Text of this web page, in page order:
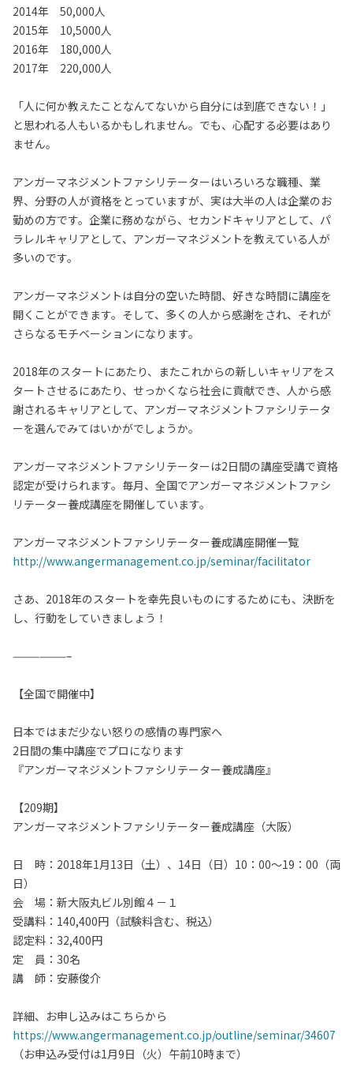
2014年 50,000人
2015年 10,5000人
2016年 180,000人
2017年 220,000人
「人に何か教えたことなんてないから自分には到底できない！」
と思われる人もいるかもしれません。でも、心配する必要はあり
ません。
アンガーマネジメントファシリテーターはいろいろな職種、業
界、分野の人が資格をとっていますが、実は大半の人は企業のお
勤めの方です。企業に務めながら、セカンドキャリアとして、パ
ラレルキャリアとして、アンガーマネジメントを教えている人が
多いのです。
アンガーマネジメントは自分の空いた時間、好きな時間に講座を
開くことができます。そして、多くの人から感謝をされ、それが
さらなるモチベーションになります。
2018年のスタートにあたり、またこれからの新しいキャリアをス
タートさせるにあたり、せっかくなら社会に貢献でき、人から感
謝されるキャリアとして、アンガーマネジメントファシリテータ
ーを選んでみてはいかがでしょうか。
アンガーマネジメントファシリテーターは2日間の講座受講で資格
認定が受けられます。毎月、全国でアンガーマネジメントファシ
リテーター養成講座を開催しています。
アンガーマネジメントファシリテーター養成講座開催一覧
http://www.angermanagement.co.jp/seminar/facilitator
さあ、2018年のスタートを幸先良いものにするためにも、決断を
し、行動をしていきましょう！
——————–
【全国で開催中】
日本ではまだ少ない怒りの感情の専門家へ
2日間の集中講座でプロになります
『アンガーマネジメントファシリテーター養成講座』
【209期】
アンガーマネジメントファシリテーター養成講座（大阪）
日 時：2018年1月13日（土）、14日（日）10：00～19：00（両
日）
会 場：新大阪丸ビル別館４－１
受講料：140,400円（試験料含む、税込）
認定料：32,400円
定 員：30名
講 師：安藤俊介
詳細、お申し込みはこちらから
https://www.angermanagement.co.jp/outline/seminar/34607
（お申込み受付は1月9日（火）午前10時まで）